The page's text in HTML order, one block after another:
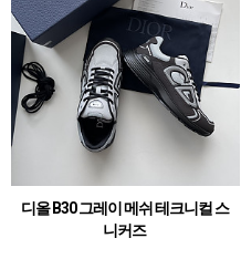
디올 B30 그레이 메쉬 테크니컬 스
니커즈